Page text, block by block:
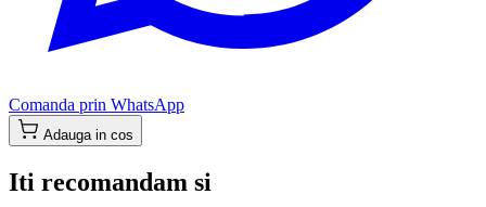
Comanda prin WhatsApp
Adauga in cos
Iti recomandam si